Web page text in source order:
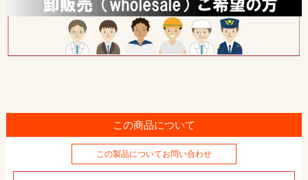
この商品について
この製品についてお問い合わせ